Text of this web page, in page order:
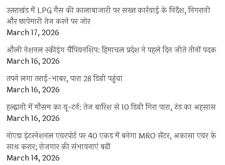
उत्तराखंड में LPG गैस की कालाबाजारी पर सख्त कार्रवाई के निर्देश, निगरानी
और छापेमारी तेज करने पर जोर
March 17, 2026
औली नेशनल स्कीइंग चैंपियनशिप: हिमाचल प्रदेश ने पहले दिन जीते तीनों पदक
March 16, 2026
तपने लगा तराई-भाबर, पारा 28 डिग्री पहुंचा
March 16, 2026
हल्द्वानी में मौसम का यू-टर्न: तेज बारिश से 10 डिग्री गिरा पारा, ठंड का अहसास
March 16, 2026
नोएडा इंटरनेशनल एयरपोर्ट पर 40 एकड़ में बनेगा MRO सेंटर, अकासा एयर के
साथ करार; रोजगार की संभावनाएं बढ़ीं
March 14, 2026